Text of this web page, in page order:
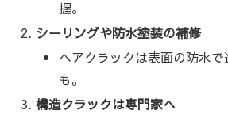
握。
シーリングや防水塗装の補修
ヘアクラックは表面の防水
も。
構造クラックは専門家へ